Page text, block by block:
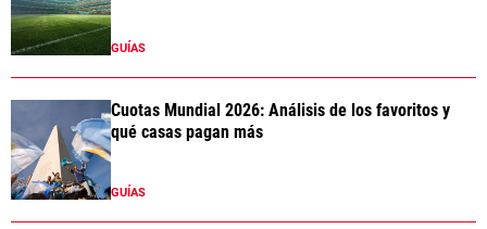
GUÍAS
Cuotas Mundial 2026: Análisis de los favoritos y
qué casas pagan más
GUÍAS